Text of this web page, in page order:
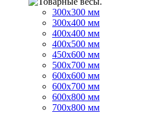
300х300 мм
300х400 мм
400х400 мм
400х500 мм
450х600 мм
500х700 мм
600х600 мм
600х700 мм
600х800 мм
700х800 мм